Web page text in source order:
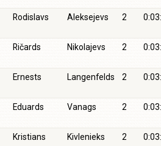
Rodislavs Aleksejevs 2
Ričards Nikolajevs 2
Ernests Langenfelds 2
Eduards Vanags 2
Kristians Kivlenieks 2